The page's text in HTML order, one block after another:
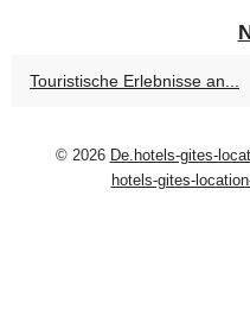
Touristische Erlebnisse an...
© 2026 De.hotels-gites-
hotels-gites-